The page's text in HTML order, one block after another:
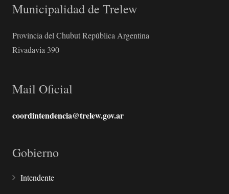
Municipalidad de Trelew
Provincia del Chubut República Argentina
Rivadavia 390
Mail Oficial
coordintendencia@trelew.gov.ar
Gobierno
Intendente